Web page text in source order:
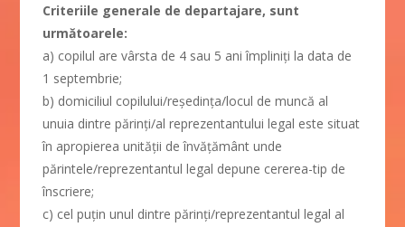
Criteriile generale de departajare, sunt
următoarele:
a) copilul are vârsta de 4 sau 5 ani împliniți la data de
1 septembrie;
b) domiciliul copilului/reședința/locul de muncă al
unuia dintre părinți/al reprezentantului legal este situat
în apropierea unității de învățământ unde
părintele/reprezentantul legal depune cererea-tip de
înscriere;
c) cel puțin unul dintre părinți/reprezentantul legal al